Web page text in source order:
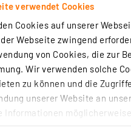
verwendet Cookies
Cookies auf unserer
Webseite zwingend
von Cookies, die zur
Wir verwenden solche
zu können und die
unserer Website an
Informationen
K)
Touch-Schalter
80 Ra
Wiedereinschalten den
per
bis zu 25.000
IP20
(Die